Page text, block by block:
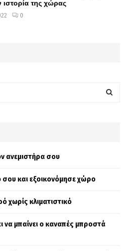
ιστορία της χώρας
0
ανεμιστήρα σου
και εξοικονόμησε χώρο
χωρίς κλιματιστικό
να μπαίνει ο καναπές μπροστά